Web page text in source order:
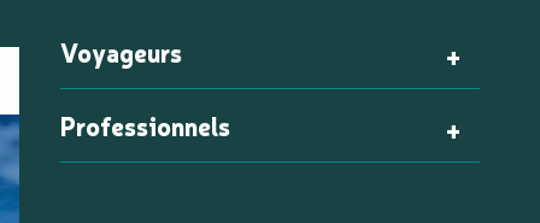
Voyageurs
Professionnels